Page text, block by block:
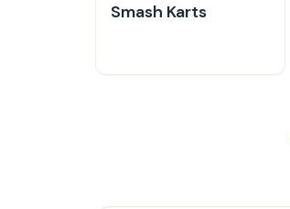
Smash Karts